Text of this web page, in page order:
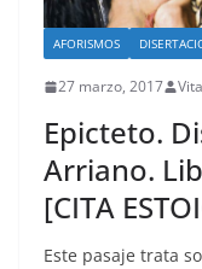
AFORISMOS
27 marzo, 2017
Epicteto.
Arriano.
[CITA
Este pasaje trata